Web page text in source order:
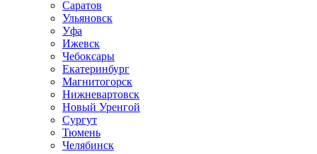
Саратов
Ульяновск
Уфа
Ижевск
Чебоксары
Екатеринбург
Магнитогорск
Нижневартовск
Новый Уренгой
Сургут
Тюмень
Челябинск